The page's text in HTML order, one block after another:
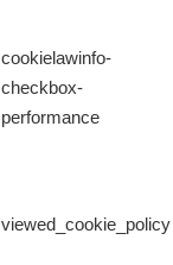
cookielawinfo-
checkbox-
performance
viewed_cookie_policy